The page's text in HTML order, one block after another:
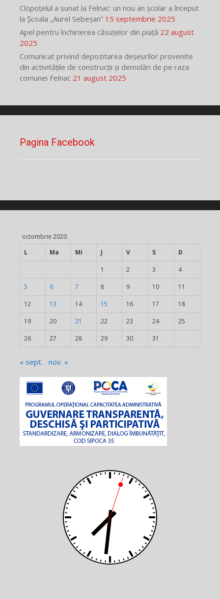
Clopoțelul a sunat la Felnac: un nou an școlar a început
la Școala „Aurel Sebeșan” 15 septembrie 2025
Apel pentru închirierea căsuțelor din piață 22 august
2025
Comunicat privind depozitarea deșeurilor provenite
din activitățile de construcții și demolări de pe raza
comunei Felnac 21 august 2025
Pagina Facebook
octombrie 2020
L
Ma Mi J V S D
1 2 3 4
5 6 7 8 9 10 11
12 13 14 15 16 17 18
19 20 21 22 23 24 25
26 27 28 29 30 31
« sept. nov. »